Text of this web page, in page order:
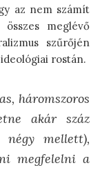
az nem számít
meglévő
szűrőjén
rostán.
háromszoros
akár száz
mellett),
megfelelni a